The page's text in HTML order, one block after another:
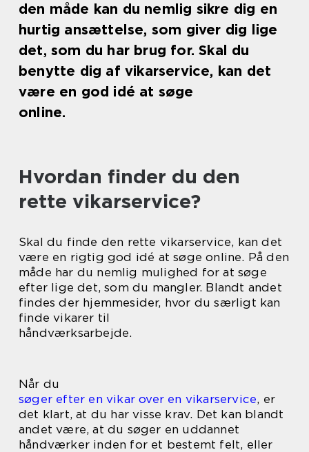
den måde kan du nemlig sikre dig en
hurtig ansættelse, som giver dig lige
det, som du har brug for. Skal du
benytte dig af vikarservice, kan det
være en god idé at søge
online.
Hvordan finder du den
rette vikarservice?
Skal du finde den rette vikarservice, kan det
være en rigtig god idé at søge online. På den
måde har du nemlig mulighed for at søge
efter lige det, som du mangler. Blandt andet
findes der hjemmesider, hvor du særligt kan
finde vikarer til
håndværksarbejde.
Når du
søger efter en vikar over en vikarservice, er
det klart, at du har visse krav. Det kan blandt
andet være, at du søger en uddannet
håndværker inden for et bestemt felt, eller